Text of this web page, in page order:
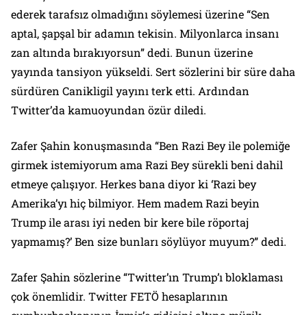
ederek tarafsız olmadığını söylemesi üzerine “Sen
aptal, şapşal bir adamın tekisin. Milyonlarca insanı
zan altında bırakıyorsun” dedi. Bunun üzerine
yayında tansiyon yükseldi. Sert sözlerini bir süre daha
sürdüren Canikligil yayını terk etti. Ardından
Twitter’da kamuoyundan özür diledi.
Zafer Şahin konuşmasında “Ben Razi Bey ile polemiğe
girmek istemiyorum ama Razi Bey sürekli beni dahil
etmeye çalışıyor. Herkes bana diyor ki ‘Razi bey
Amerika’yı hiç bilmiyor. Hem madem Razi beyin
Trump ile arası iyi neden bir kere bile röportaj
yapmamış?’ Ben size bunları söylüyor muyum?” dedi.
Zafer Şahin sözlerine “Twitter’ın Trump’ı bloklaması
çok önemlidir. Twitter FETÖ hesaplarının